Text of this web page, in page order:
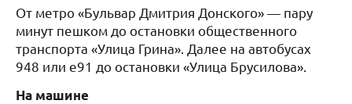
От метро «Бульвар Дмитрия Донского» — пару
минут пешком до остановки общественного
транспорта «Улица Грина». Далее на автобусах
948 или е91 до остановки «Улица Брусилова».
На машине